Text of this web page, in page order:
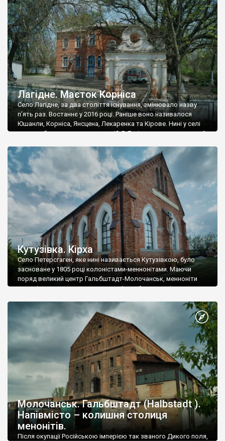
зведений маєток великого землевласника Вільгельма
Нойфельда і його дружини Марії […]
Лагідне. Маєток Корніса
Село Лагідне, за два століття існування, змінювало назву
п’ять раз. Востаннє у 2016 році. Раніше воно називалося
Юшанли, Корніса, Янсцена, Лекаренка та Кірове. Нині у селі
мешкає близько восьмисот осіб. В Лагідному розташований
Запорізькій області. Його збудував відомий менонітський
землевласник та селекціонер Йоган Корніс, який отримав
тутешні […]
Кутузівка. Кірха
Село Петерсгаген, яке нині називається Кутузівкою, було
засноване у 1805 році колоністами-меннонітами. Маючи
поряд великий центр Гальбштадт-Молочанськ, менноніти
динамічно розвивали нову колонію, займалися сільським
збудували свою кірху. Цікаво, що храм був зведений із
власної цегли, адже в Пересгагені працювали цегельний та
черепичний заводи. Неоготичний храм став одним […]
Молочанськ. Гальбштадт (Halbstadt ).
Напівмісто – колишня столиця
менонітів.
Після окупації Російською імперією так званого Дикого поля,